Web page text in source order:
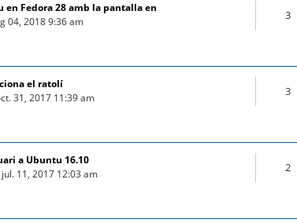
en Fedora 28 amb la pantalla en
04, 2018 9:36 am 3
el ratolí
31, 2017 11:39 am 3
a Ubuntu 16.10
11, 2017 12:03 am 2